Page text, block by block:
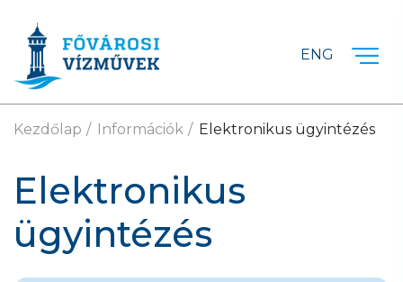
ENG
Kezdőlap Információk Elektronikus ügyintézés
Elektronikus
ügyintézés